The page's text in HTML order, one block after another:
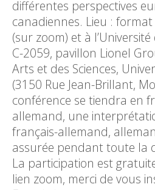
différentes perspectives
canadiennes. Lieu :
(sur zoom) et à
C-2059, pavillon Lionel
Arts et des Sciences,
(3150 Rue Jean-Brillant,
conférence se tiendra en
allemand, une
français-allemand,
assurée pendant toute la
La participation est
lien zoom, merci de vous